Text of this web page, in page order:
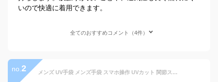
いので快適に着用できます。
全てのおすすめコメント（4件）
no. 2 メンズ UV手袋 メンズ手袋 スマホ操作 UVカット 関節ストレス 通気性良い 男 手袋 UV対策 紫外線対策 グッズ 指あり 薄手 日焼け対策 日焼け防止 涼しい 夏用 通勤 通学 タッチパネル対応 日焼け止め 紫外線防止 通気性 手袋 運転用 紫外線対策 疲労減少 送料無料 一部即納